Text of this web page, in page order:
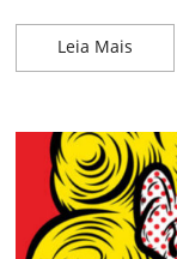
Leia Mais